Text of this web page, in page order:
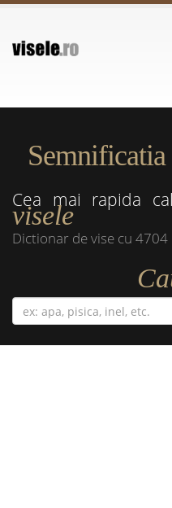
Cea mai rapida
visele
Dictionar de vise cu